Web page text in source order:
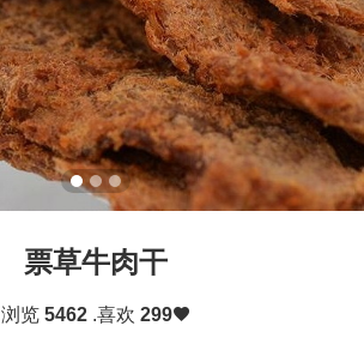
票草牛肉干
浏览 5462.喜欢 299